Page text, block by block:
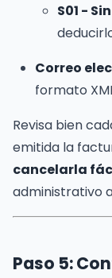
S01 -
Correo
formato
Revisa bien
emitida la
cancelarla
administrativo
Paso 5: